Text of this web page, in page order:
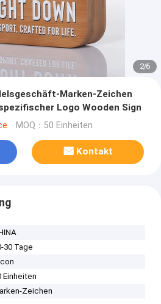
2/6
Marken-Zeichen
Logo Wooden Sign
MOQ：50 Einheiten
Kontakt
30 Tage
Einheiten
Zeichen